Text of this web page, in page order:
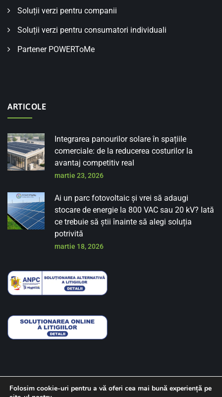
Soluții verzi pentru companii
Soluții verzi pentru consumatori individuali
Partener POWERToMe
ARTICOLE
Integrarea panourilor solare în spațiile
comerciale: de la reducerea costurilor la
avantaj competitiv real
martie 23, 2026
Ai un parc fotovoltaic și vrei să adaugi
stocare de energie la 800 VAC sau 20 kV? Iată
ce trebuie să știi înainte să alegi soluția
potrivită
martie 18, 2026
Folosim cookie-uri pentru a vă oferi cea mai bună experiență pe